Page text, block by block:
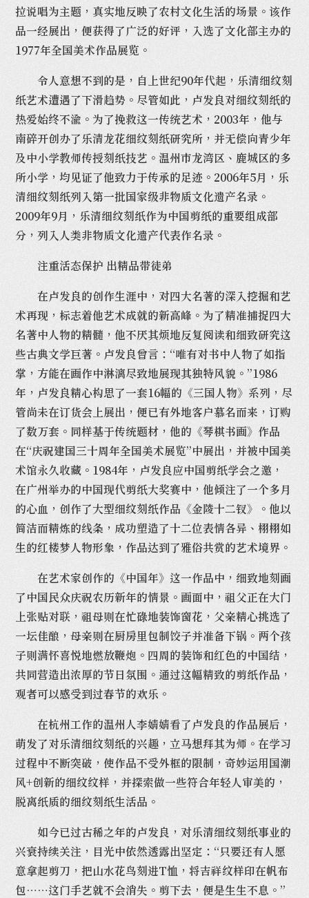
拉说唱为主题，真实地反映了农村文化生活的场景。该作
品一经展出，便获得了广泛的好评，入选了文化部主办的
1977年全国美术作品展览。
令人意想不到的是，自上世纪90年代起，乐清细纹刻
纸艺术遭遇了下滑趋势。尽管如此，卢发良对细纹刻纸的
热爱始终不渝。为了挽救这一传统艺术，2003年，他与
南碎开创办了乐清龙花细纹刻纸研究所，并无偿向青少年
及中小学教师传授刻纸技艺。温州市龙湾区、鹿城区的多
所小学，均见证了他致力于传承的足迹。2006年5月，乐
清细纹刻纸列入第一批国家级非物质文化遗产名录。
2009年9月，乐清细纹刻纸作为中国剪纸的重要组成部
分，列入人类非物质文化遗产代表作名录。
注重活态保护 出精品带徒弟
在卢发良的创作生涯中，对四大名著的深入挖掘和艺
术再现，标志着他艺术成就的新高峰。为了精准捕捉四大
名著中人物的精髓，他不厌其烦地反复阅读和细致研究这
些古典文学巨著。卢发良曾言：“唯有对书中人物了如指
掌，方能在画作中淋漓尽致地展现其独特风貌。”1986
年，卢发良精心构思了一套16幅的《三国人物》系列，尽
管尚未在订货会上展出，便已有外地客户慕名而来，订购
了数万套。同样基于传统题材，他的《琴棋书画》作品
在“庆祝建国三十周年全国美术展览”中展出，并被中国美
术馆永久收藏。1984年，卢发良应中国剪纸学会之邀，
在广州举办的中国现代剪纸大奖赛中，他倾注了一个多月
的心血，创作了大型细纹刻纸作品《金陵十二钗》。他以
简洁而精炼的线条，成功塑造了十二位表情各异、栩栩如
生的红楼梦人物形象，作品达到了雅俗共赏的艺术境界。
在艺术家创作的《中国年》这一作品中，细致地刻画
了中国民众庆祝农历新年的情景。画面中，祖父正在大门
上张贴对联，祖母则在忙碌地装饰窗花，父亲精心挑选了
一坛佳酿，母亲则在厨房里包制饺子并准备下锅。两个孩
子则满怀喜悦地燃放鞭炮。四周的装饰和红色的中国结，
共同营造出浓厚的节日氛围。通过这幅精致的剪纸作品，
观者可以感受到过春节的欢乐。
在杭州工作的温州人李婧婧看了卢发良的作品展后，
萌发了对乐清细纹刻纸的兴趣，立马想拜其为师。在学习
过程中不断突破，使作品不受外框的限制，奇妙运用国潮
风+创新的细纹纹样，并探索做一些符合年轻人审美的，
脱离纸质的细纹刻纸生活品。
如今已过古稀之年的卢发良，对乐清细纹刻纸事业的
兴衰持续关注，目光中依然透露出坚定：“只要还有人愿
意拿起剪刀，把山水花鸟刻进T恤，将吉祥纹样印在帆布
包……这门手艺就不会消失。剪下去，便是生生不息。”